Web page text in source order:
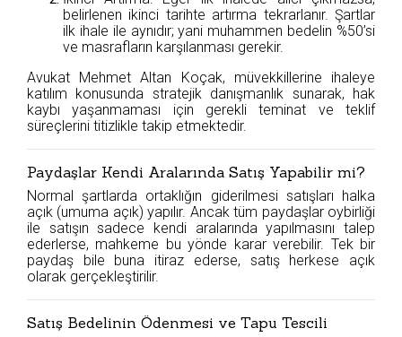
belirlenen ikinci tarihte artırma tekrarlanır. Şartlar
ilk ihale ile aynıdır; yani muhammen bedelin %50’si
ve masrafların karşılanması gerekir.
Avukat Mehmet Altan Koçak, müvekkillerine ihaleye
katılım konusunda stratejik danışmanlık sunarak, hak
kaybı yaşanmaması için gerekli teminat ve teklif
süreçlerini titizlikle takip etmektedir.
Paydaşlar Kendi Aralarında Satış Yapabilir mi?
Normal şartlarda ortaklığın giderilmesi satışları halka
açık (umuma açık) yapılır. Ancak tüm paydaşlar oybirliği
ile satışın sadece kendi aralarında yapılmasını talep
ederlerse, mahkeme bu yönde karar verebilir. Tek bir
paydaş bile buna itiraz ederse, satış herkese açık
olarak gerçekleştirilir.
Satış Bedelinin Ödenmesi ve Tapu Tescili